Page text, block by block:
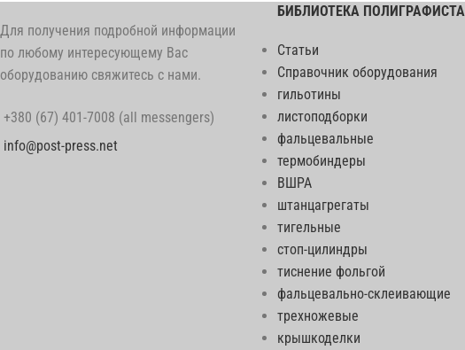
Для получения подробной информации
по любому интересующему Вас
оборудованию свяжитесь с нами.
+380 (67) 401-7008 (all messengers)
info@post-press.net
БИБЛИОТЕКА ПОЛИГРАФИСТА
Статьи
Справочник оборудования
гильотины
листоподборки
фальцевальные
термобиндеры
ВШРА
штанцагрегаты
тигельные
стоп-цилиндры
тиснение фольгой
фальцевально-склеивающие
трехножевые
крышкоделки